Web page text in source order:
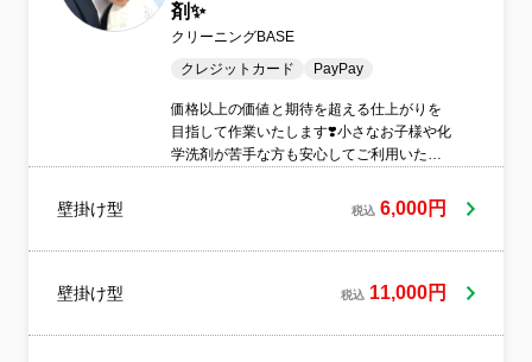
剤✨
クリーニングBASE
クレジットカード
PayPay
価格以上の価値と期待を超える仕上がりを
目指して作業いたします❣️小さなお子様や化
学洗剤が苦手な方も安心してご利用いただ
年■大手ハウスクリーニング専門店での経験
あり■損害保険加入済み■無料アフターサポ
で責任を持って丁寧に対応いたします❣️
壁掛け型 税込 6,000円
壁掛け型 税込 11,000円